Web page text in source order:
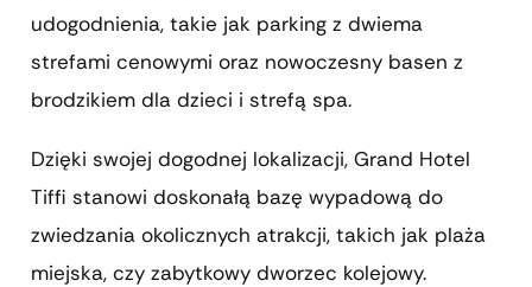
udogodnienia, takie jak parking z dwiema
strefami cenowymi oraz nowoczesny basen z
brodzikiem dla dzieci i strefą spa.
Dzięki swojej dogodnej lokalizacji, Grand Hotel
Tiffi stanowi doskonałą bazę wypadową do
zwiedzania okolicznych atrakcji, takich jak plaża
miejska, czy zabytkowy dworzec kolejowy.